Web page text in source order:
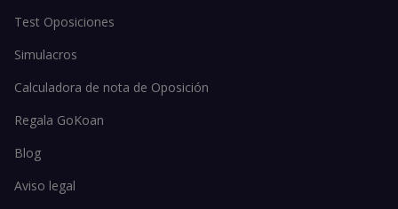
Test Oposiciones
Simulacros
Calculadora de nota de Oposición
Regala GoKoan
Blog
Aviso legal